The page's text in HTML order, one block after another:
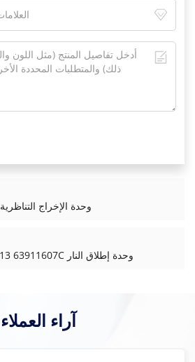
ABB SPASO11 وحدة الإخراج التناظرية
ABB SCYC 51213 63911607C وحدة إطلاق النار
آراء العملاء